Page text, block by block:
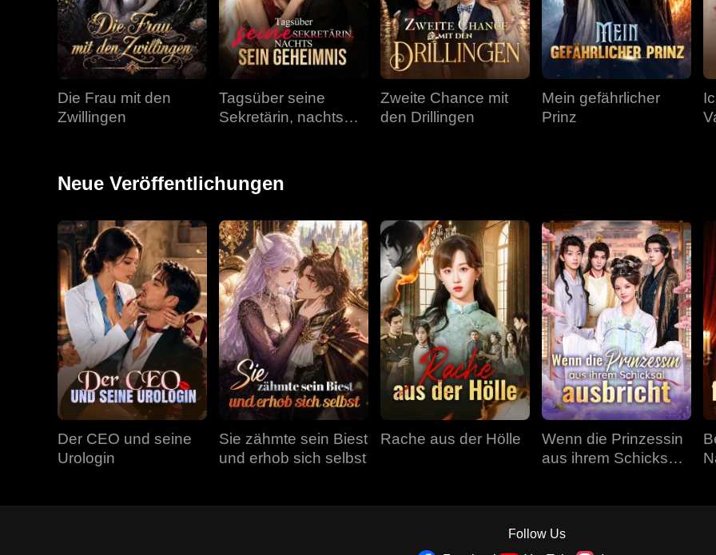
Die Frau mit den
Zwillingen
Tagsüber seine
Sekretärin, nachts
Zweite Chance mit
den Drillingen
Mein gefährlicher
Prinz
Neue Veröffentlichungen
Der CEO und seine
Urologin
Sie zähmte sein Biest
und erhob sich selbst
Rache aus der Hölle
Wenn die Prinzessin
aus ihrem Schicksal
Follow Us